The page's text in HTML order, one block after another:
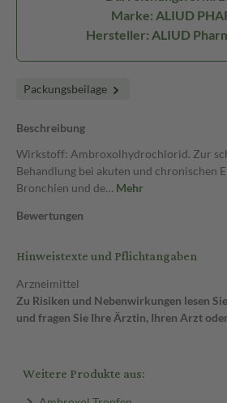
Marke: ALIUD
Hersteller: ALIUD
Packungsbeilage
Beschreibung
Wirkstoff: Ambroxolhydrochlorid. Zur
Behandlung bei akuten und chronischen
Bronchien und de… Mehr
Bewertungen
Hinweistexte und Pflichtangaben
Arzneimittel
Zu Risiken und Nebenwirkungen lesen
und fragen Sie Ihre Ärztin, Ihren Arzt
Weitere Produkte aus: